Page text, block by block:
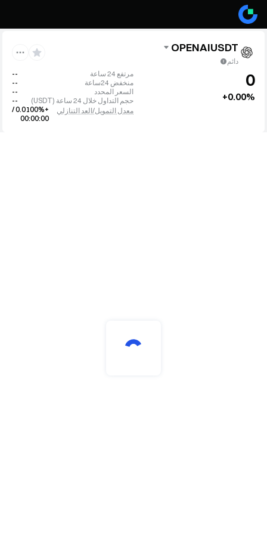
OPENAIUSDT
دائم
0
+0.00%
مرتفع 24 ساعة
--
منخفض 24ساعة
--
السعر المحدد
--
حجم التداول خلال 24 ساعة
(
USDT
)
--
معدل التمويل/العد التنازلي
+0.0100% /
00:00:00